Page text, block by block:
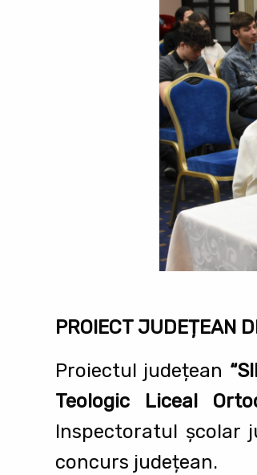
PROIECT JUDEȚEAN
Proiectul județean
Teologic Liceal
Inspectoratul școlar
concurs județean.